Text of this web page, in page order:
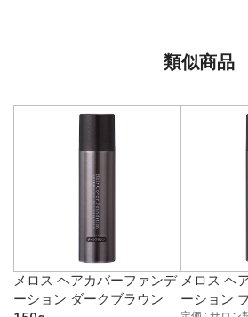
類似商品
メロス ヘアカバーファンデ
ーション ダークブラウン
メロス ヘ
ーション